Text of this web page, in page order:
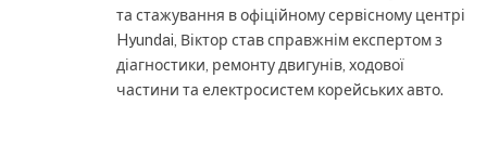
та стажування в офіційному сервісному центрі
Hyundai, Віктор став справжнім експертом з
діагностики, ремонту двигунів, ходової
частини та електросистем корейських авто.